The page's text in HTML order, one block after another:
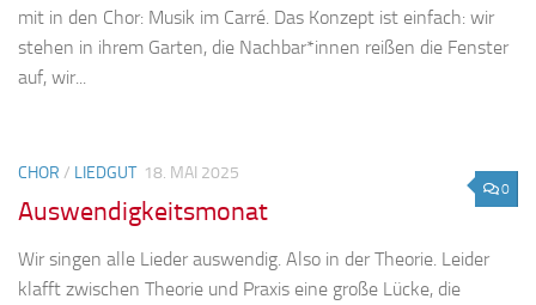
mit in den Chor: Musik im Carré. Das Konzept ist einfach: wir
stehen in ihrem Garten, die Nachbar*innen reißen die Fenster
auf, wir...
0
CHOR / LIEDGUT 18. MAI 2025
Auswendigkeitsmonat
Wir singen alle Lieder auswendig. Also in der Theorie. Leider
klafft zwischen Theorie und Praxis eine große Lücke, die